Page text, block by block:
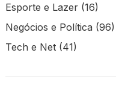
Esporte e Lazer(16)
Negócios e Política (96)
Tech e Net(41)